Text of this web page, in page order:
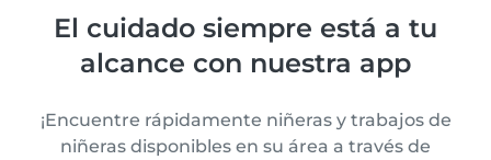
El cuidado siempre está a tu
alcance con nuestra app
¡Encuentre rápidamente niñeras y trabajos de
niñeras disponibles en su área a través de